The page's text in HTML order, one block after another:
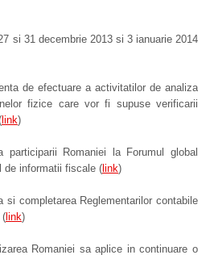
si 31 decembrie 2013 si 3 ianuarie 2014
de efectuare a activitatilor de analiza
fizice care vor fi supuse verificarii
link)
participarii Romaniei la Forumul global
de informatii fiscale ( link)
si completarea Reglementarilor contabile
( link)
Romaniei sa aplice in continuare o